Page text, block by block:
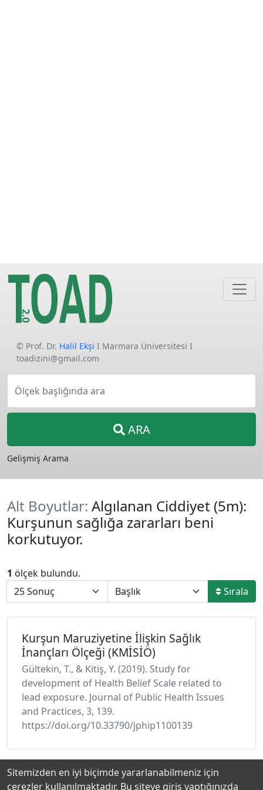
© Prof. Dr. Halil Ekşi I Marmara Üniversitesi I
toadizini@gmail.com
Ölçek başlığında ara
ARA
Gelişmiş Arama
Alt Boyutlar: Algılanan Ciddiyet (5m):
Kurşunun sağlığa zararları beni
korkutuyor.
1 ölçek bulundu.
Sırala
Kurşun Maruziyetine İlişkin Sağlık
İnançları Ölçeği (KMİSİÖ)
Gültekin, T., & Kitiş, Y. (2019). Study for
development of Health Belief Scale related to
lead exposure. Journal of Public Health Issues
and Practices, 3, 139.
https://doi.org/10.33790/jphip1100139
Sitemizden en iyi biçimde yararlanabilmeniz için
çerezler kullanılmaktadır. Bu siteye giriş yaptığınızda